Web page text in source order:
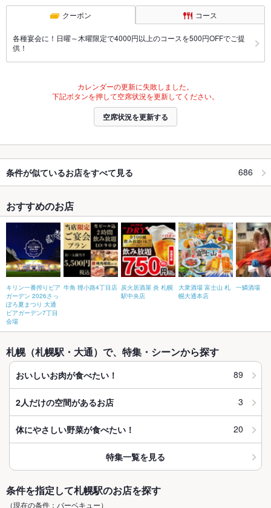
クーポン コース
各種宴会に！日曜～木曜限定で4000円以上のコースを500円OFFでご提
供！
カレンダーの更新に失敗しました。
下記ボタンを押して空席状況を更新してください。
空席状況を更新する
条件が似ているお店をすべて見る 686
おすすめのお店
キリン一番搾りビア
ガーデン 2026さっ
ぽろ夏まつり 大通
ビアガーデン7丁目
会場
牛角 狸小路4丁目店 炭火居酒屋 炎 札幌
駅中央店
大衆酒場 富士山 札
幌大通本店
一鱗酒場
札幌（札幌駅・大通）で、特集・シーンから探す
おいしいお肉が食べたい！ 89
2人だけの空間があるお店 3
体にやさしい野菜が食べたい！ 20
特集一覧を見る
条件を指定して札幌駅のお店を探す
（現在の条件：バーベキュー）